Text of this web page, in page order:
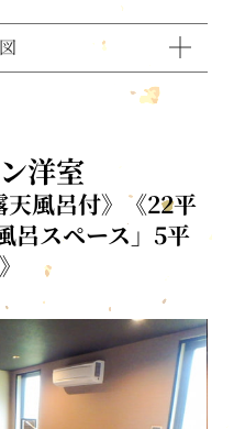
洋室
天風呂付》《22平
呂スペース」5平